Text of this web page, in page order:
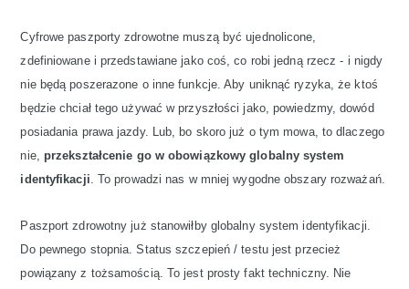
Cyfrowe paszporty zdrowotne muszą być ujednolicone,
zdefiniowane i przedstawiane jako coś, co robi jedną rzecz - i nigdy
nie będą poszerazone o inne funkcje. Aby uniknąć ryzyka, że ​​ktoś
będzie chciał tego używać w przyszłości jako, powiedzmy, dowód
posiadania prawa jazdy. Lub, bo skoro już o tym mowa, to dlaczego
nie, przekształcenie go w obowiązkowy globalny system
identyfikacji . To prowadzi nas w mniej wygodne obszary rozważań.
Paszport zdrowotny już stanowiłby globalny system identyfikacji.
Do pewnego stopnia. Status szczepień / testu jest przecież
powiązany z tożsamością. To jest prosty fakt techniczny. Nie